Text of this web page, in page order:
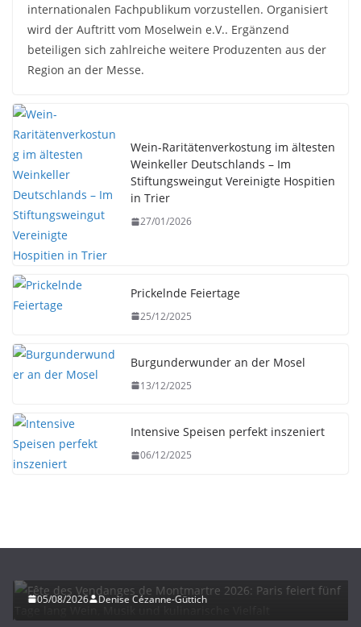
internationalen Fachpublikum vorzustellen. Organisiert
wird der Auftritt vom Moselwein e.V.. Ergänzend
beteiligen sich zahlreiche weitere Produzenten aus der
Region an der Messe.
Wein-Raritätenverkostung im ältesten
Weinkeller Deutschlands – Im
Stiftungsweingut Vereinigte Hospitien
in Trier
27/01/2026
Prickelnde Feiertage
25/12/2025
Burgunderwunder an der Mosel
13/12/2025
Intensive Speisen perfekt inszeniert
06/12/2025
05/08/2026 Denise Cézanne-Güttich